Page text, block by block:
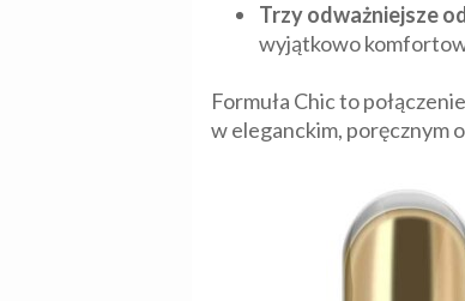
Trzy odważniejsze
wyjątkowo
Formuła Chic to
w eleganckim, poręcznym